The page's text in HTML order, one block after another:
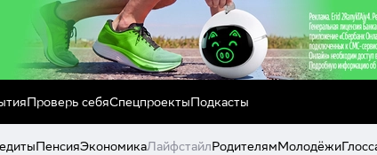
Проверь себяСпецпроектыПодкасты
ПенсияЭкономикаЛайфстайлРодителямМолодёжи